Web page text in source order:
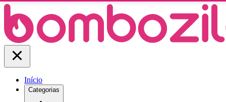
Início
Categorias